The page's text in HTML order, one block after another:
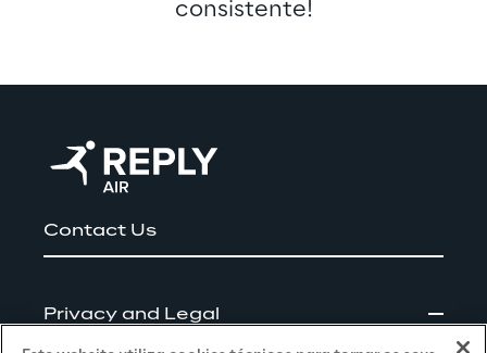
consistente!
Contact Us
Privacy and Legal